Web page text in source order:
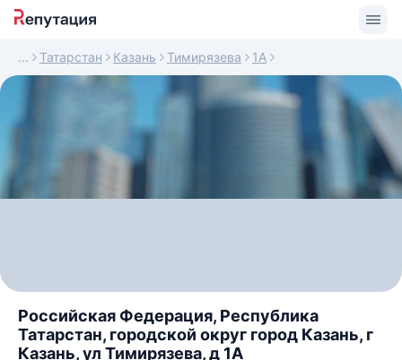
Татарстан Казань Тимирязева 1А
Российская Федерация, Республика
Татарстан, городской округ город Казань, г
Казань, ул Тимирязева, д 1А